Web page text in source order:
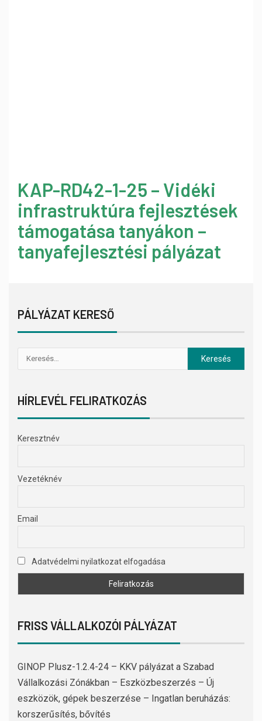
KAP-RD42-1-25 – Vidéki
infrastruktúra fejlesztések
támogatása tanyákon –
tanyafejlesztési pályázat
PÁLYÁZAT KERESŐ
HÍRLEVÉL FELIRATKOZÁS
Keresztnév
Vezetéknév
Email
Adatvédelmi nyilatkozat elfogadása
FRISS VÁLLALKOZÓI PÁLYÁZAT
GINOP Plusz-1.2.4-24 – KKV pályázat a Szabad
Vállalkozási Zónákban – Eszközbeszerzés – Új
eszközök, gépek beszerzése – Ingatlan beruházás:
korszerűsítés, bővítés